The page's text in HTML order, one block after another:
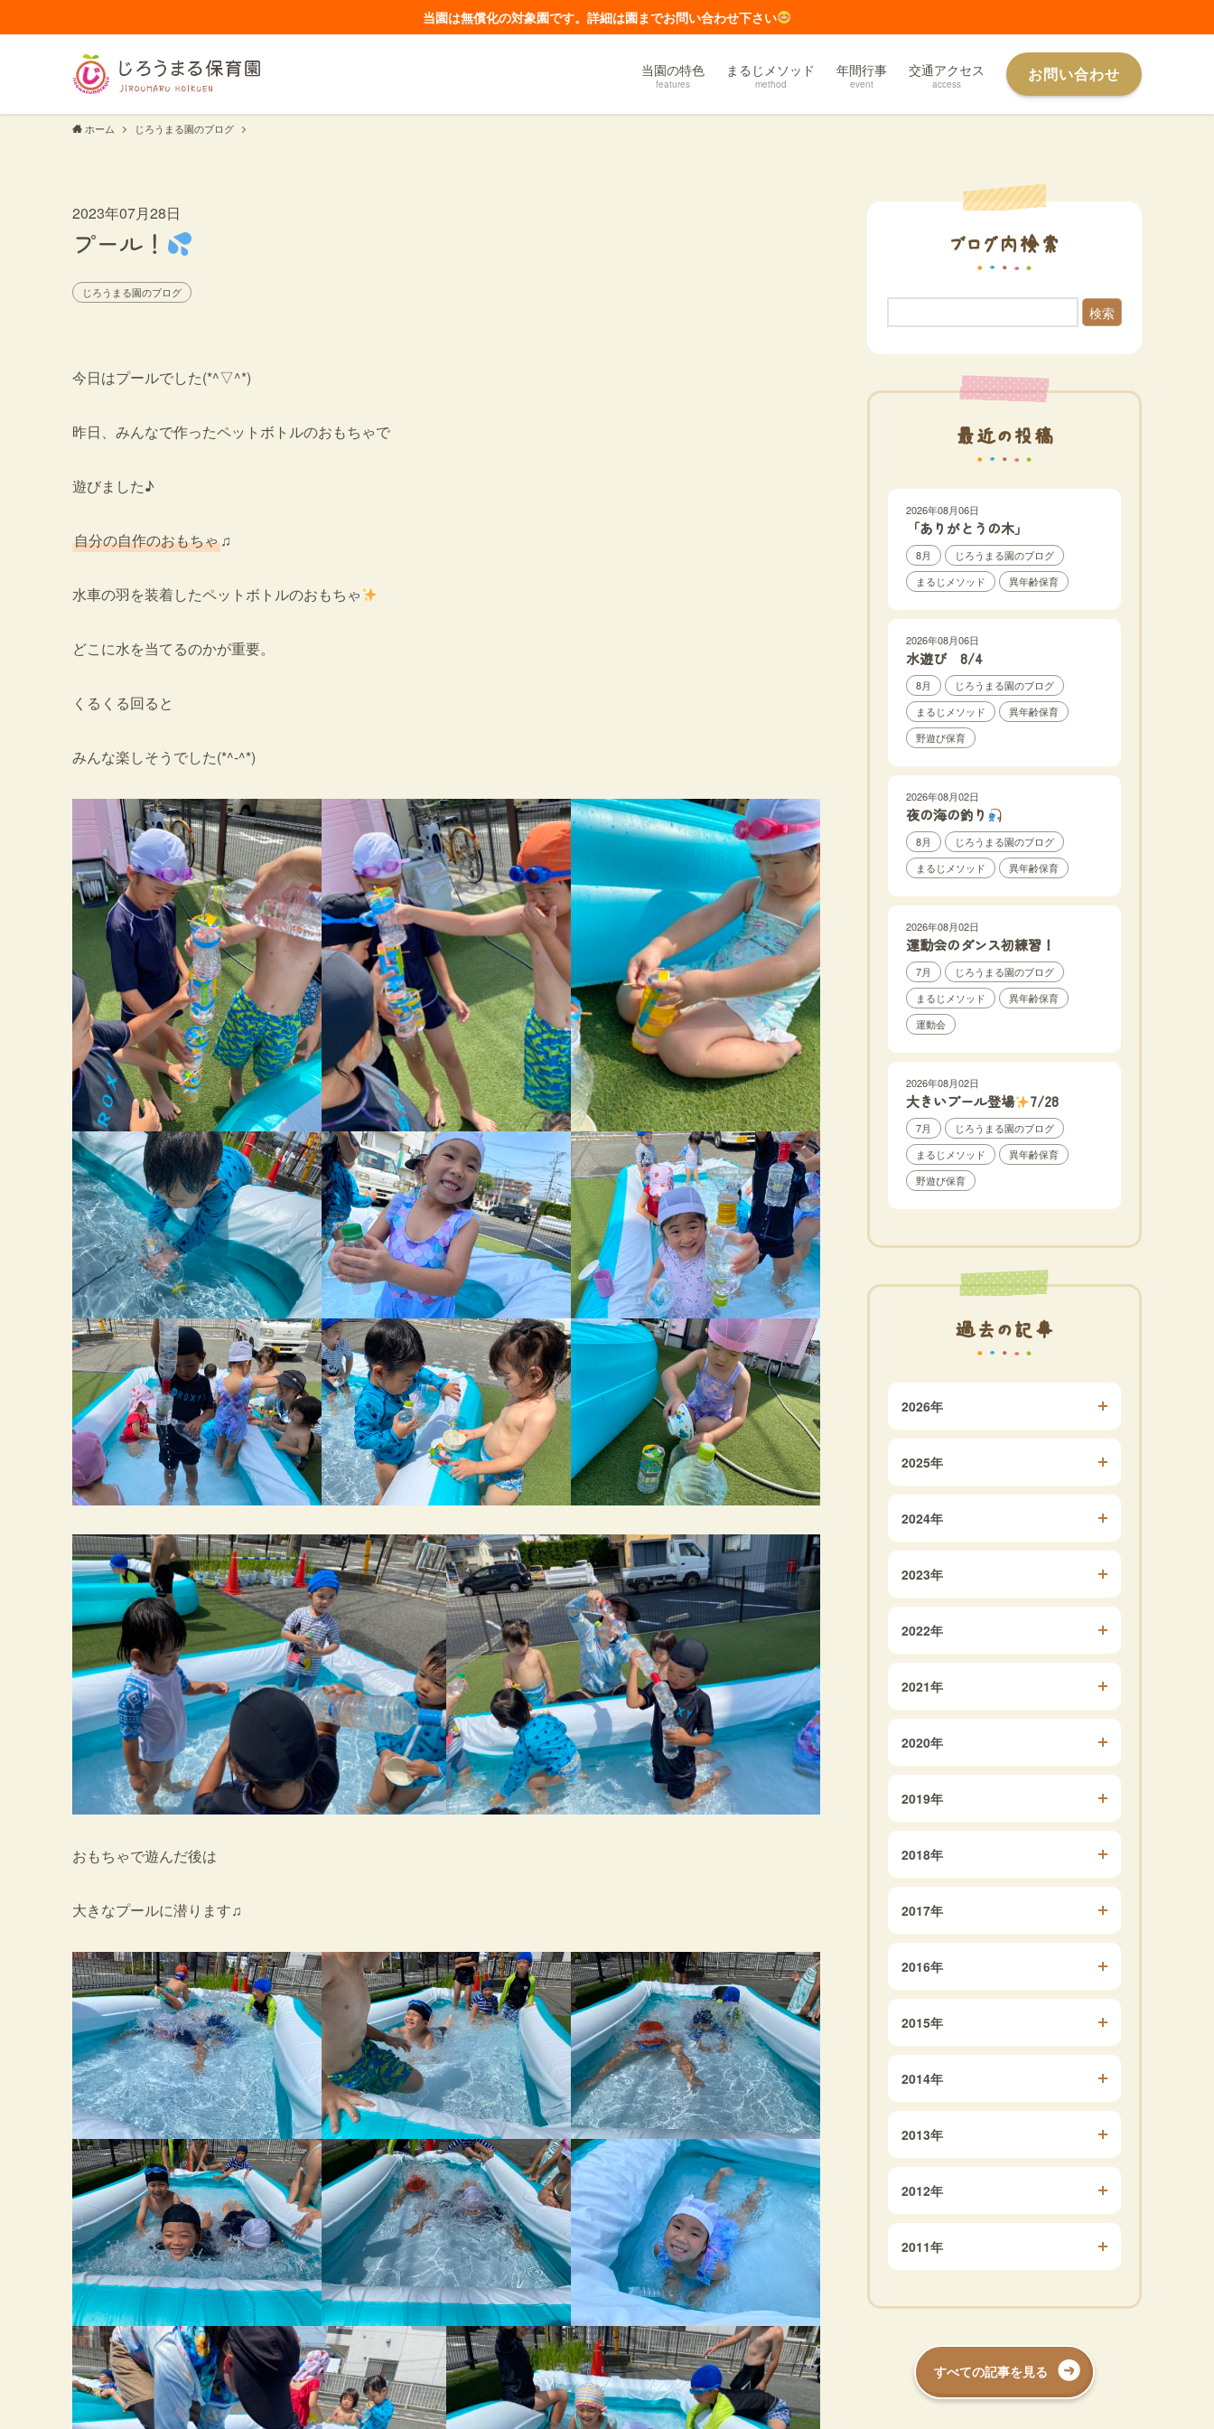
当園は無償化の対象園です。詳細は園までお問い合わせ下さい
当園の特色
features
まるじメソッド
method
年間行事
event
交通アクセス
access お問い合わせ
ホーム じろうまる園のブログ
2023年07月28日
プール！
じろうまる園のブログ
今日はプールでした(*^▽^*)
昨日、みんなで作ったペットボトルのおもちゃで
遊びました♪
自分の自作のおもちゃ♫
水車の羽を装着したペットボトルのおもちゃ
どこに水を当てるのかが重要。
くるくる回ると
みんな楽しそうでした(*^-^*)
おもちゃで遊んだ後は
大きなプールに潜ります♫
ブログ内検索
検索
最近の投稿
2026年08月06日
「ありがとうの木」
8月
じろうまる園のブログ
まるじメソッド
異年齢保育
2026年08月06日
水遊び 8/4
8月
じろうまる園のブログ
まるじメソッド
異年齢保育
野遊び保育
2026年08月02日
夜の海の釣り
8月
じろうまる園のブログ
まるじメソッド
異年齢保育
2026年08月02日
運動会のダンス初練習！
7月
じろうまる園のブログ
まるじメソッド
異年齢保育
運動会
2026年08月02日
大きいプール登場 7/28
7月
じろうまる園のブログ
まるじメソッド
異年齢保育
野遊び保育
過去の記事
2026年
2025年
2024年
2023年
2022年
2021年
2020年
2019年
2018年
2017年
2016年
2015年
2014年
2013年
2012年
2011年
すべての記事を見る